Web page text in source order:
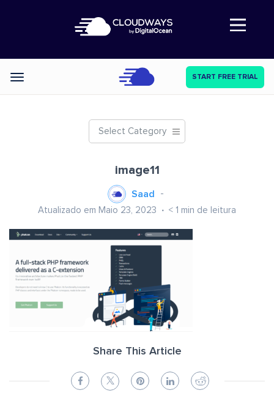
Abre a navegação
Categories START FREE TRIAL
Select Category
image11
Saad
Atualizado em Maio 23, 2023 < 1 min de leitura
Share This Article